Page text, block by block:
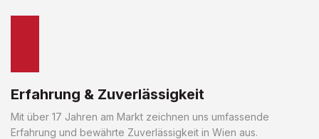
Erfahrung & Zuverlässigkeit
Mit über 17 Jahren am Markt zeichnen uns umfassende
Erfahrung und bewährte Zuverlässigkeit in Wien aus.